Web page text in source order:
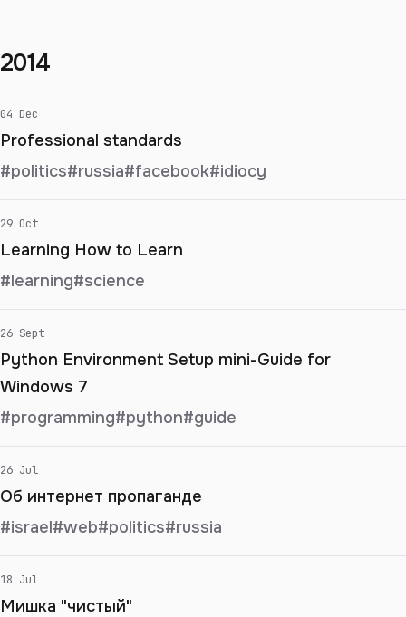
2014
04 Dec
Professional standards
#politics#russia#facebook#idiocy
29 Oct
Learning How to Learn
#learning#science
26 Sept
Python Environment Setup mini-Guide for
Windows 7
#programming#python#guide
26 Jul
Об интернет пропаганде
#israel#web#politics#russia
18 Jul
Мишка "чистый"